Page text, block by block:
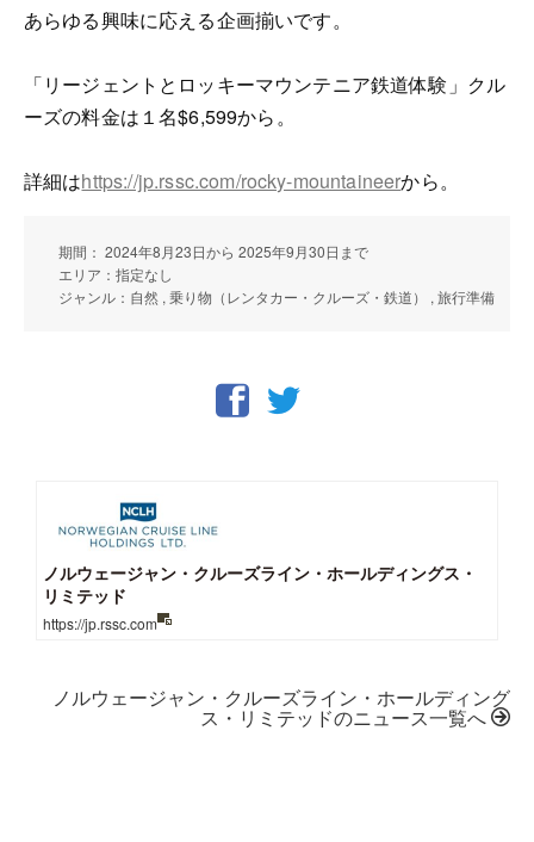
あらゆる興味に応える企画揃いです。
「リージェントとロッキーマウンテニア鉄道体験」クル
ーズの料金は１名$6,599から。
詳細はhttps://jp.rssc.com/rocky-mountaineerから。
期間： 2024年8月23日から 2025年9月30日まで
エリア：指定なし
ジャンル：自然 , 乗り物（レンタカー・クルーズ・鉄道） , 旅行準備
ノルウェージャン・クルーズライン・ホールディングス・
リミテッド
https://jp.rssc.com
ノルウェージャン・クルーズライン・ホールディング
ス・リミテッドのニュース一覧へ